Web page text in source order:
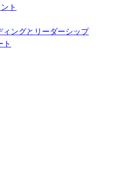
ト
ングとリーダーシップ
ト